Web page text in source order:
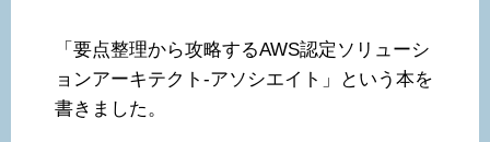
「要点整理から攻略するAWS認定ソリューシ
ョンアーキテクト-アソシエイト」という本を
書きました。